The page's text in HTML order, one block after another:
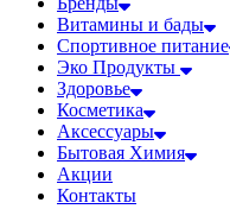
Витамины и бады
Спортивное питание
Эко Продукты
Здоровье
Косметика
Аксессуары
Бытовая Химия
Акции
Контакты